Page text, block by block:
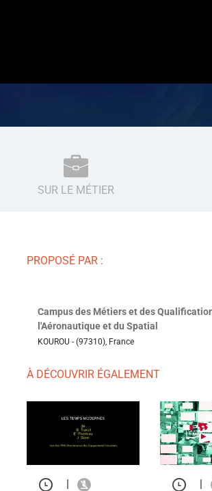
SUR LE MÉTIER
PROPOSÉ PAR :
Campus des Métiers et des
l'Aéronautique et du Spatial
KOUROU - (97310), France
À DÉCOUVRIR ÉGALEMENT
| |